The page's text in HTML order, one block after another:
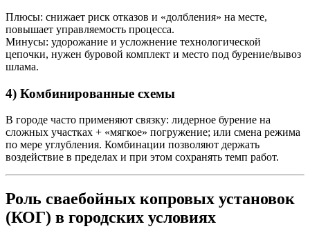
Плюсы: снижает риск отказов и «долбления» на месте,
повышает управляемость процесса.
Минусы: удорожание и усложнение технологической
цепочки, нужен буровой комплект и место под бурение/вывоз
шлама.
4) Комбинированные схемы
В городе часто применяют связку: лидерное бурение на
сложных участках + «мягкое» погружение; или смена режима
по мере углубления. Комбинации позволяют держать
воздействие в пределах и при этом сохранять темп работ.
Роль сваебойных копровых установок
(КОГ) в городских условиях